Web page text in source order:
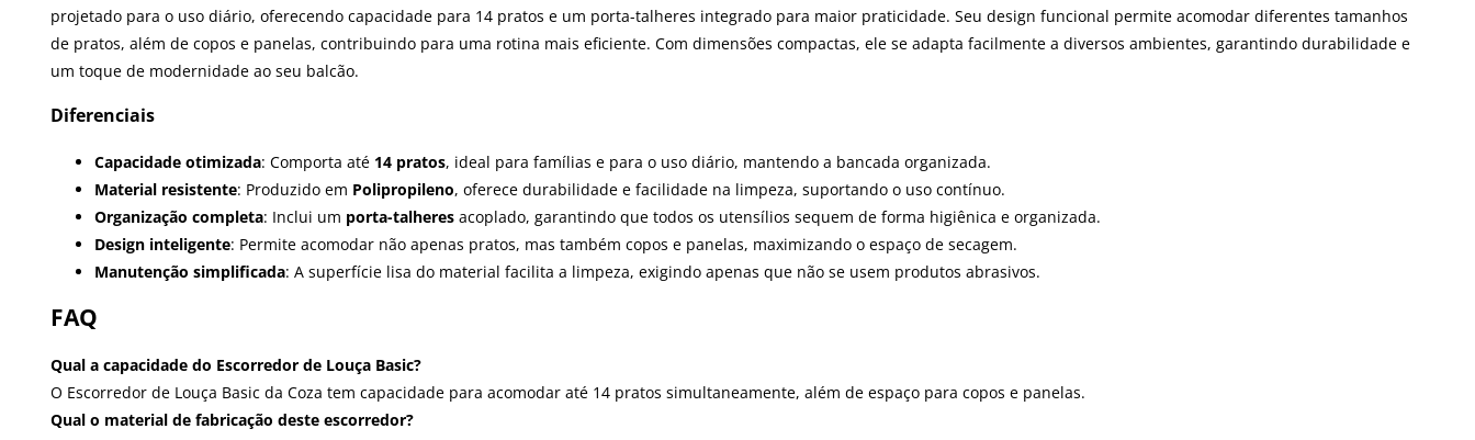
projetado para o uso diário, oferecendo capacidade para 14 pratos e um porta-talheres integrado para maior praticidade. Seu design funcional permite acomodar diferentes tamanhos
de pratos, além de copos e panelas, contribuindo para uma rotina mais eficiente. Com dimensões compactas, ele se adapta facilmente a diversos ambientes, garantindo durabilidade e
um toque de modernidade ao seu balcão.
Diferenciais
Capacidade otimizada: Comporta até 14 pratos, ideal para famílias e para o uso diário, mantendo a bancada organizada.
Material resistente: Produzido em Polipropileno, oferece durabilidade e facilidade na limpeza, suportando o uso contínuo.
Organização completa: Inclui um porta-talheres acoplado, garantindo que todos os utensílios sequem de forma higiênica e organizada.
Design inteligente: Permite acomodar não apenas pratos, mas também copos e panelas, maximizando o espaço de secagem.
Manutenção simplificada: A superfície lisa do material facilita a limpeza, exigindo apenas que não se usem produtos abrasivos.
FAQ
Qual a capacidade do Escorredor de Louça Basic?
O Escorredor de Louça Basic da Coza tem capacidade para acomodar até 14 pratos simultaneamente, além de espaço para copos e panelas.
Qual o material de fabricação deste escorredor?